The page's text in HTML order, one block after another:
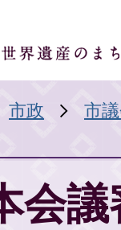
市政 市
会